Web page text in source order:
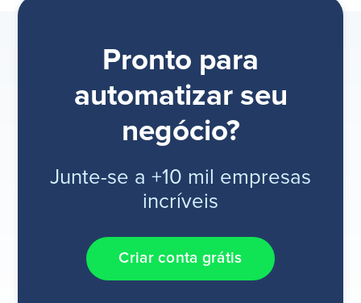
Pronto para
automatizar seu
negócio?
Junte-se a +10 mil empresas
incríveis
Criar conta grátis